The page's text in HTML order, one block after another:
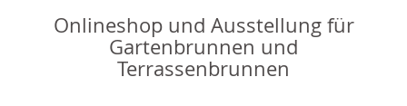
Onlineshop und Ausstellung für
Gartenbrunnen und
Terrassenbrunnen